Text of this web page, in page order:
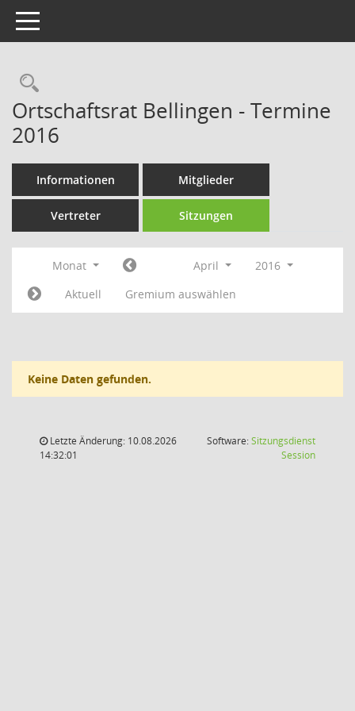
Toggle navigation
Rechercheauswahl
Ortschaftsrat Bellingen - Termine
2016
Informationen Mitglieder
Vertreter Sitzungen
Monat April
2016
Aktuell
Gremium auswählen
Keine Daten gefunden.
Letzte Änderung: 10.08.2026
14:32:01
Software:Sitzungsdienst
Session(Wird in